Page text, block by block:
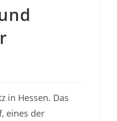
in Hessen. Das
eines der